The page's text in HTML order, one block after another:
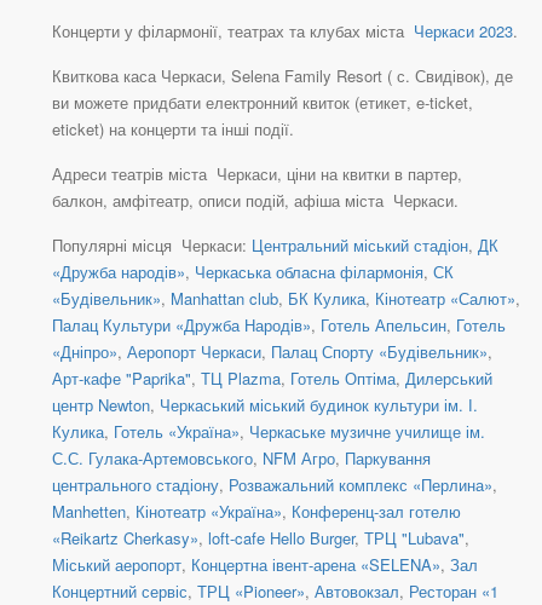
Концерти у філармонії, театрах та клубах міста Черкаси 2023.
Квиткова каса Черкаси, Selena Family Resort ( с. Свидівок), де
ви можете придбати електронний квиток (етикет, e-ticket,
eticket) на концерти та інші події.
Адреси театрів міста Черкаси, ціни на квитки в партер,
балкон, амфітеатр, описи подій, афіша міста Черкаси.
Популярні місця Черкаси: Центральний міський стадіон, ДК
«Дружба народів», Черкаська обласна філармонія, СК
«Будівельник», Manhattan club, БК Кулика, Кінотеатр «Салют»,
Палац Культури «Дружба Народів», Готель Апельсин, Готель
«Дніпро», Аеропорт Черкаси, Палац Спорту «Будівельник»,
Арт-кафе "Paprika", ТЦ Plazma, Готель Оптіма, Дилерський
центр Newton, Черкаський міський будинок культури ім. І.
Кулика, Готель «Україна», Черкаське музичне училище ім.
С.С. Гулака-Артемовського, NFM Агро, Паркування
центрального стадіону, Розважальний комплекс «Перлина»,
Manhetten, Кінотеатр «Україна», Конференц-зал готелю
«Reikartz Cherkasy», loft-cafe Hello Burger, ТРЦ "Lubava",
Міський аеропорт, Концертна івент-арена «SELENA», Зал
Концертний сервіс, ТРЦ «Pioneer», Автовокзал, Ресторан «1